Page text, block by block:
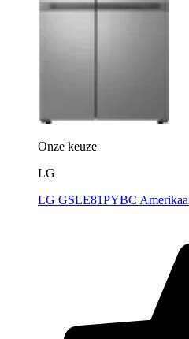
Onze keuze
LG
LG GSLE81PYBC